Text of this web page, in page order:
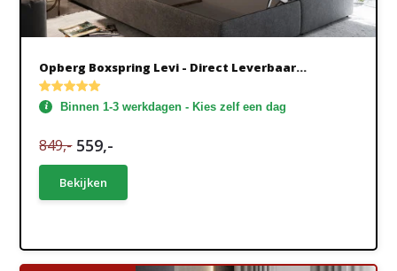
Opberg Boxspring Levi - Direct Leverbaar...
Binnen 1-3 werkdagen - Kies zelf een dag
849,- 559,-
Bekijken